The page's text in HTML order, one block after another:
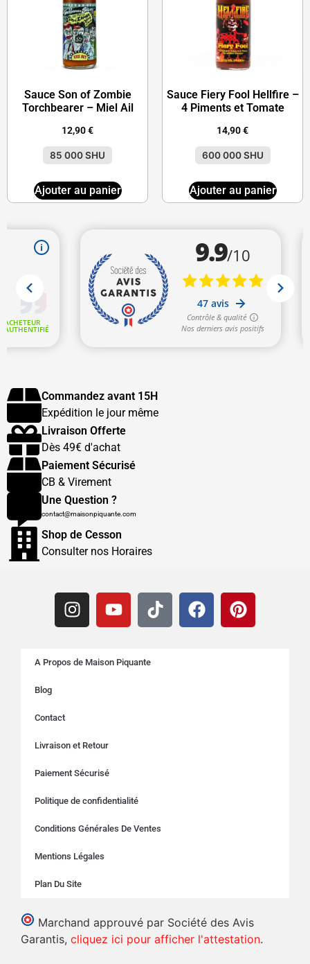
Sauce Son of Zombie
Torchbearer – Miel Ail
12,90€
85 000 SHU
Ajouter au panier
Sauce Fiery Fool Hellfire –
4 Piments et Tomate
14,90€
600 000 SHU
Ajouter au panier
Commandez avant 15H
Expédition le jour même
Livraison Offerte
Dès 49€ d'achat
Paiement Sécurisé
CB & Virement
Une Question ?
contact@maisonpiquante.com
Shop de Cesson
Consulter nos Horaires
A Propos de Maison Piquante
Blog
Contact
Livraison et Retour
Paiement Sécurisé
Politique de confidentialité
Conditions Générales De Ventes
Mentions Légales
Plan Du Site
Marchand approuvé par Société des Avis
Garantis, cliquez ici pour afficher l'attestation.